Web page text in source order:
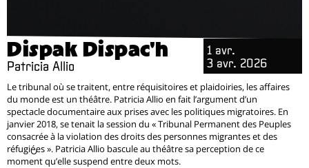
Dispak Dispac'h
Patricia Allio
1 avr.
3 avr. 2026
Le tribunal où se traitent, entre réquisitoires et plaidoiries, les affaires
du monde est un théâtre. Patricia Allio en fait l’argument d’un
spectacle documentaire aux prises avec les politiques migratoires. En
janvier 2018, se tenait la session du « Tribunal Permanent des Peuples
consacrée à la violation des droits des personnes migrantes et des
réfugié·es ». Patricia Allio bascule au théâtre sa perception de ce
moment qu’elle suspend entre deux mots.